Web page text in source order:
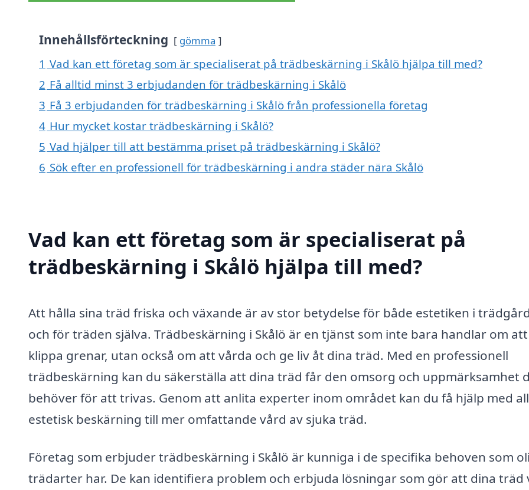
Innehållsförteckning gömma
1 Vad kan ett företag som är specialiserat på trädbeskärning i Skålö hjälpa till med?
2 Få alltid minst 3 erbjudanden för trädbeskärning i Skålö
3 Få 3 erbjudanden för trädbeskärning i Skålö från professionella företag
4 Hur mycket kostar trädbeskärning i Skålö?
5 Vad hjälper till att bestämma priset på trädbeskärning i Skålö?
6 Sök efter en professionell för trädbeskärning i andra städer nära Skålö
Vad kan ett företag som är specialiserat på
trädbeskärning i Skålö hjälpa till med?
Att hålla sina träd friska och växande är av stor betydelse för både estetiken i
och för träden själva. Trädbeskärning i Skålö är en tjänst som inte bara handlar om att
klippa grenar, utan också om att vårda och ge liv åt dina träd. Med en professionell
trädbeskärning kan du säkerställa att dina träd får den omsorg och uppmärksamhet
behöver för att trivas. Genom att anlita experter inom området kan du få hjälp med
estetisk beskärning till mer omfattande vård av sjuka träd.
Företag som erbjuder trädbeskärning i Skålö är kunniga i de specifika behoven som
trädarter har. De kan identifiera problem och erbjuda lösningar som gör att dina träd